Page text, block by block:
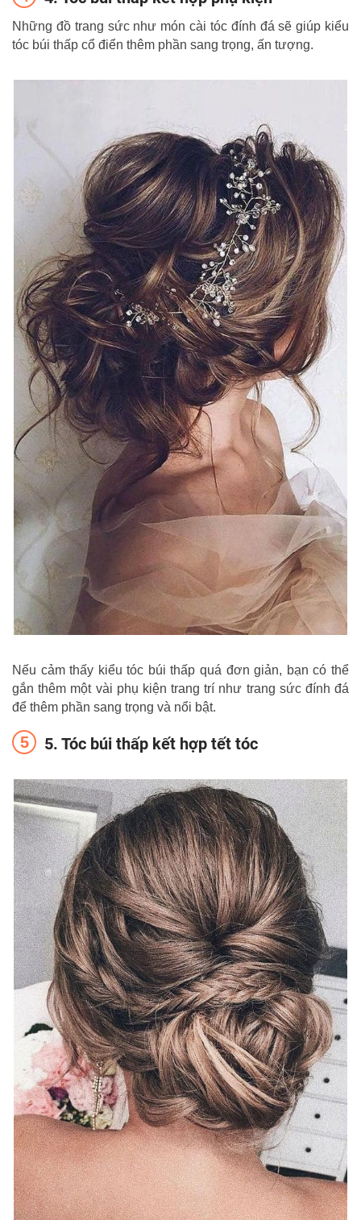
Những đồ trang sức như món cài tóc đính đá sẽ giúp kiểu
tóc búi thấp cổ điển thêm phần sang trọng, ấn tượng.
Nếu cảm thấy kiểu tóc búi thấp quá đơn giản, bạn có thể
gắn thêm một vài phụ kiện trang trí như trang sức đính đá
để thêm phần sang trọng và nổi bật.
5. Tóc búi thấp kết hợp tết tóc